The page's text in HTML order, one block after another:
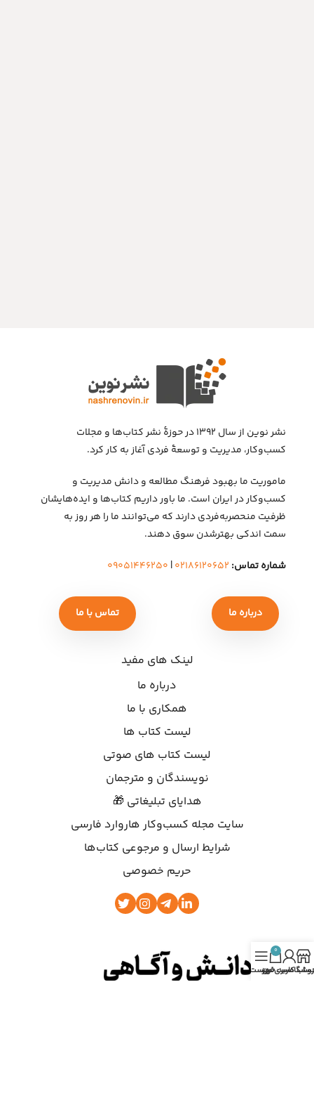
نشر نوین از سال ۱۳۹۲ در حوزهٔ نشر کتاب‌ها و مجلات
کسب‌وکار، مدیریت و توسعهٔ فردی آغاز به کار کرد.
ماموریت ما بهبود فرهنگ مطالعه و دانش مدیریت و
کسب‌وکار در ایران است. ما باور داریم کتاب‌ها و ایده‌هایشان
ظرفیت منحصربه‌فردی دارند که می‌توانند ما را هر روز به
سمت اندکی بهتر‌شدن سوق دهند.
شماره تماس: ۰۲۱۸۶۱۲۰۶۵۲| ۰۹۰۵۱۴۴۶۲۵۰
درباره ما تماس با ما
لینک های مفید
درباره ما
همکاری با ما
لیست کتاب ها
لیست کتاب های صوتی
نویسندگان و مترجمان
هدایای تبلیغاتی 🎁
سایت مجله کسب‌وکار هاروارد فارسی
شرایط ارسال و مرجوعی کتاب‌ها
حریم خصوصی
کاربری من
0
سبد خریدفهرست